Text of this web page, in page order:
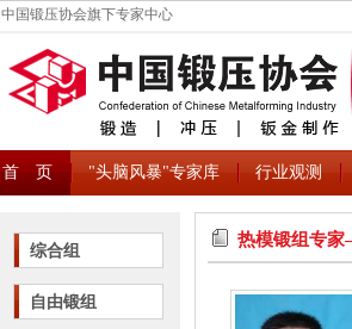
中国锻压协会旗下专家中心
首 页 "头脑风暴"专家库 行业观测
综合组
自由锻组
热模锻组专